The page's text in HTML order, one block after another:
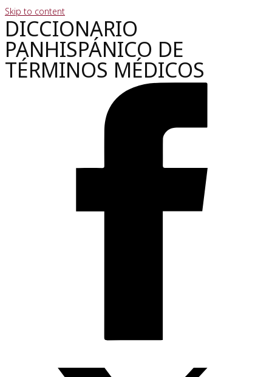
Skip to content
DICCIONARIO
PANHISPÁNICO DE
TÉRMINOS MÉDICOS